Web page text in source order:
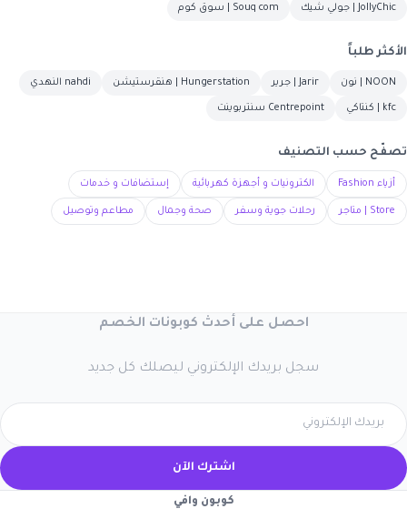
JollyChic | جولي شيك Souq com | سوق كوم
الأكثر طلباً
NOON | نون Jarir | جرير Hungerstation | هنقرستيشن nahdi النهدي
kfc | كنتاكي Centrepoint سنتربوينت
تصفّح حسب التصنيف
أزياء Fashion الكترونيات و أجهزة كهربائية إستضافات و خدمات
Store | متاجر رحلات جوية وسفر صحة وجمال مطاعم وتوصيل
احصل على أحدث كوبونات الخصم
سجل بريدك الإلكتروني ليصلك كل جديد
اشترك الآن
كوبون وافي